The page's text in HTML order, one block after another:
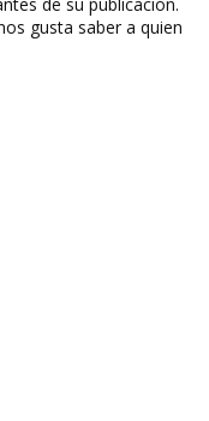
gusta saber a quien